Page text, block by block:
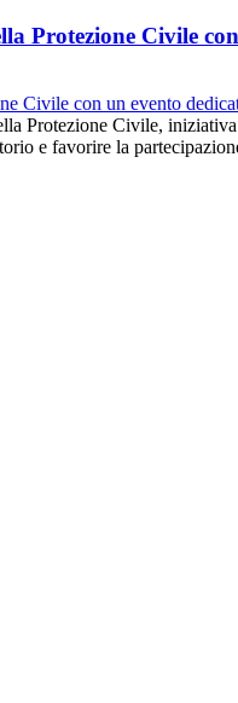
Protezione Civile
Protezione Civile,
e favorire la